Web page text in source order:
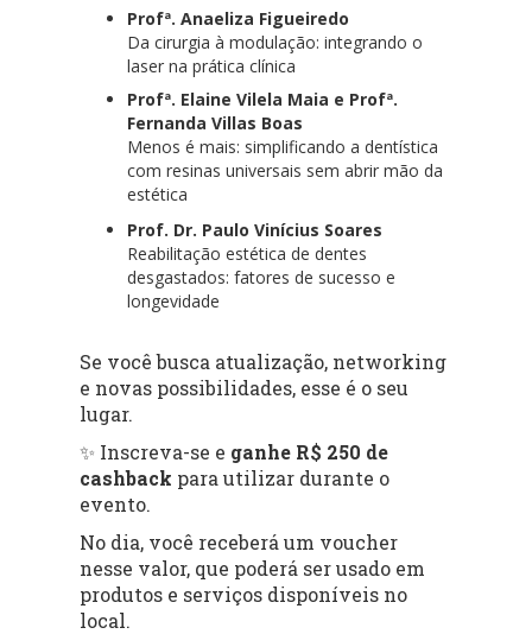
Profª. Anaeliza Figueiredo
Da cirurgia à modulação: integrando o
laser na prática clínica
Profª. Elaine Vilela Maia e Profª.
Fernanda Villas Boas
Menos é mais: simplificando a dentística
com resinas universais sem abrir mão da
estética
Prof. Dr. Paulo Vinícius Soares
Reabilitação estética de dentes
desgastados: fatores de sucesso e
longevidade
Se você busca atualização, networking
e novas possibilidades, esse é o seu
lugar.
✨ Inscreva-se e ganhe R$ 250 de
cashback para utilizar durante o
evento.
No dia, você receberá um voucher
nesse valor, que poderá ser usado em
produtos e serviços disponíveis no
local.